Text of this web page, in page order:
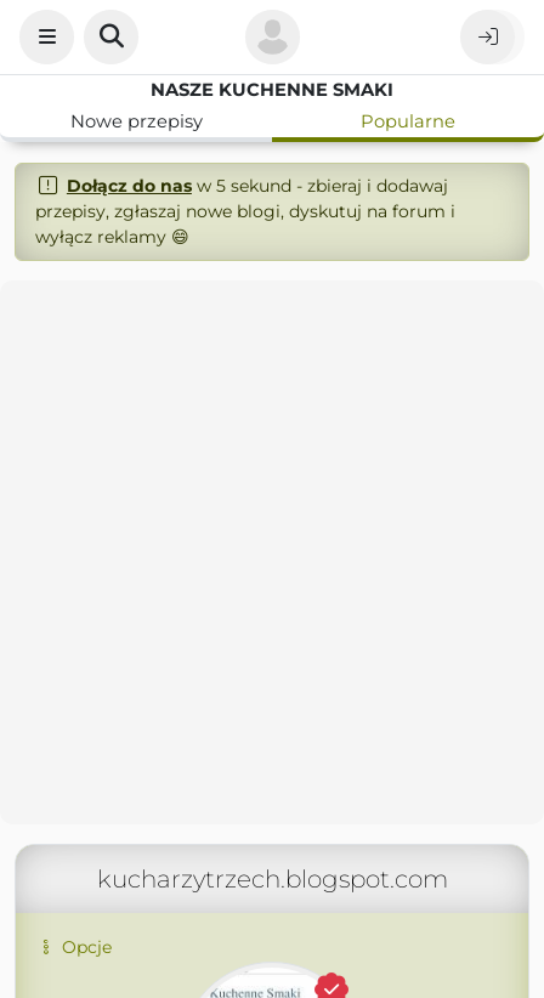
NASZE KUCHENNE SMAKI
Nowe przepisy
Popularne
Dołącz do nasw 5 sekund - zbieraj i dodawaj
przepisy, zgłaszaj nowe blogi, dyskutuj na forum i
wyłącz reklamy 😄
kucharzytrzech.blogspot.com
Opcje